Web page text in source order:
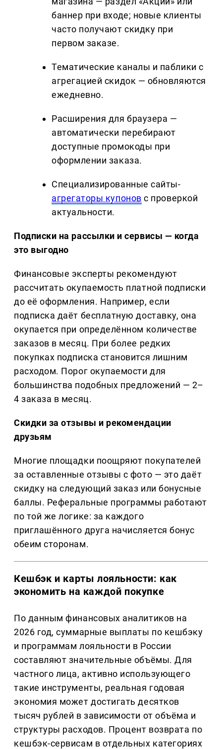
баннер при входе; новые клиенты
часто получают скидку при
первом заказе.
Тематические каналы и паблики с
агрегацией скидок — обновляются
ежедневно.
Расширения для браузера —
автоматически перебирают
доступные промокоды при
оформлении заказа.
Специализированные сайты-
агрегаторы купонов с проверкой
актуальности.
Подписки на рассылки и сервисы — когда
это выгодно
Финансовые эксперты рекомендуют
рассчитать окупаемость платной подписки
до её оформления. Например, если
подписка даёт бесплатную доставку, она
окупается при определённом количестве
заказов в месяц. При более редких
покупках подписка становится лишним
расходом. Порог окупаемости для
большинства подобных предложений — 2–
4 заказа в месяц.
Скидки за отзывы и рекомендации
друзьям
Многие площадки поощряют покупателей
за оставленные отзывы с фото — это даёт
скидку на следующий заказ или бонусные
баллы. Реферальные программы работают
по той же логике: за каждого
приглашённого друга начисляется бонус
обеим сторонам.
Кешбэк и карты лояльности: как
экономить на каждой покупке
По данным финансовых аналитиков на
2026 год, суммарные выплаты по кешбэку
и программам лояльности в России
составляют значительные объёмы. Для
частного лица, активно использующего
такие инструменты, реальная годовая
экономия может достигать десятков
тысяч рублей в зависимости от объёма и
структуры расходов. Процент возврата по
кешбэк-сервисам в отдельных категориях